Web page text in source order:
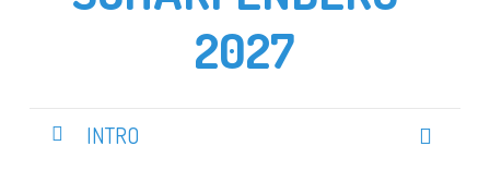
2027
INTRO